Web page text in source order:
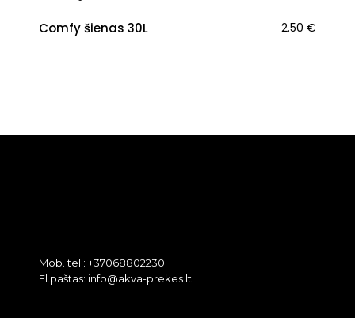
Comfy šienas 30L 2.50 €
Mob. tel.: +37068802230
El.paštas: info@akva-prekes.lt